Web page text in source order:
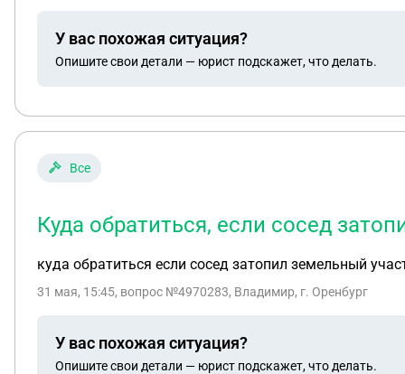
У вас похожая ситуация?
Опишите свои детали — юрист подскажет, что делать.
Все
Куда обратиться, если сосед
куда обратиться если сосед затопил земельный
31 мая, 15:45, вопрос №4970283, Владимир, г. Оренбург
У вас похожая ситуация?
Опишите свои детали — юрист подскажет, что делать.